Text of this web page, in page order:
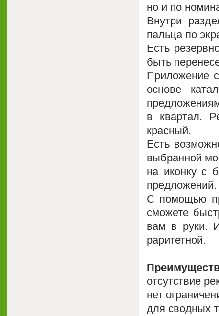
но и по
Внутри
пальца по
Есть
быть
Приложение
основе
в квартал.
красный.
Есть
выбранной
на иконку с
предложений.
С помощью
сможете
вам в руки.
раритетной.
отсутствие
нет
для сводных